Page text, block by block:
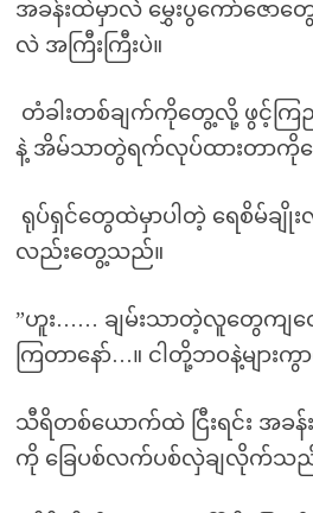
အခန်းထဲမှာလဲ မွှေးပွကော်ဇောတွေနဲ့
လဲ အကြီးကြီးပဲ။
တံခါးတစ်ချက်ကိုတွေ့လို့ ဖွင့်ကြ
နဲ့ အိမ်သာတွဲရက်လုပ်ထားတာကို
ရုပ်ရှင်တွေထဲမှာပါတဲ့ ရေစိမ်ချို
လည်းတွေ့သည်။
”ဟူး…… ချမ်းသာတဲ့လူတွေကျ
ကြတာနော်…။ ငါတို့ဘဝနဲ့များကွာ
သီရိတစ်ယောက်ထဲ ငြီးရင်း အခန်
ကို ခြေပစ်လက်ပစ်လှဲချလိုက်သ